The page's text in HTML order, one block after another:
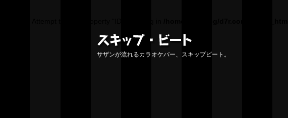
サザンが流れるカラオケバー、スキップビート。